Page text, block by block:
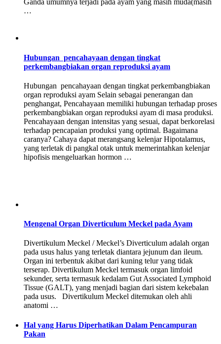
Ganda umumnya terjadi pada ayam yang masih muda(masih
…
Hubungan pencahayaan dengan tingkat
perkembangbiakan organ reproduksi ayam
Hubungan pencahayaan dengan tingkat perkembangbiakan
organ reproduksi ayam Selain sebagai penerangan dan
penghangat, Pencahayaan memiliki hubungan terhadap proses
perkembangbiakan organ reproduksi ayam di masa produksi.
Pencahayaan dengan intensitas yang sesuai, dapat berkorelasi
terhadap pencapaian produksi yang optimal. Bagaimana
caranya? Cahaya dapat merangsang kelenjar Hipotalamus,
yang terletak di pangkal otak untuk memerintahkan kelenjar
hipofisis mengeluarkan hormon …
Mengenal Organ Diverticulum Meckel pada Ayam
Divertikulum Meckel / Meckel’s Diverticulum adalah organ
pada usus halus yang terletak diantara jejunum dan ileum.
Organ ini terbentuk akibat dari kuning telur yang tidak
terserap. Divertikulum Meckel termasuk organ limfoid
sekunder, serta termasuk kedalam Gut Associated Lymphoid
Tissue (GALT), yang menjadi bagian dari sistem kekebalan
pada usus. Divertikulum Meckel ditemukan oleh ahli
anatomi …
Hal yang Harus Diperhatikan Dalam Pencampuran
Pakan